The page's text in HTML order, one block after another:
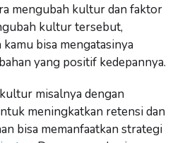
mengubah kultur dan faktor
kultur tersebut,
bisa mengatasinya
yang positif kedepannya.
misalnya dengan
meningkatkan retensi dan
bisa memanfaatkan strategi